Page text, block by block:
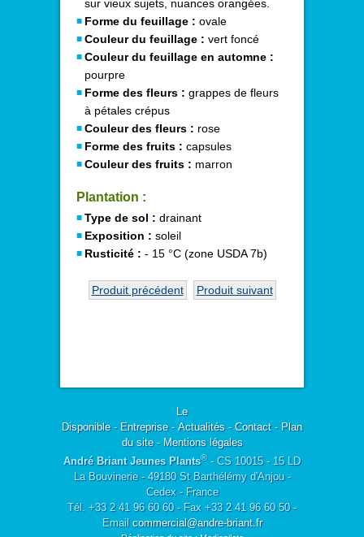
sur vieux sujets, nuances orangées.
Forme du feuillage : ovale
Couleur du feuillage : vert foncé
Couleur du feuillage en automne :
pourpre
Forme des fleurs : grappes de fleurs
à pétales crépus
Couleur des fleurs : rose
Forme des fruits : capsules
Couleur des fruits : marron
Plantation :
Type de sol : drainant
Exposition : soleil
Rusticité : - 15 °C (zone USDA 7b)
Produit précédent Produit suivant
Le
Disponible- Entreprise- Actualités - Contact- Plan
du site- Mentions légales
André Briant Jeunes Plants®- CS 10015 - 15 LD
La Bouvinerie - 49180 St Barthélémy d'Anjou -
Cedex - France
Tél. +33 2 41 96 60 60 - Fax +33 2 41 96 60 50 -
Email commercial@andre-briant.fr